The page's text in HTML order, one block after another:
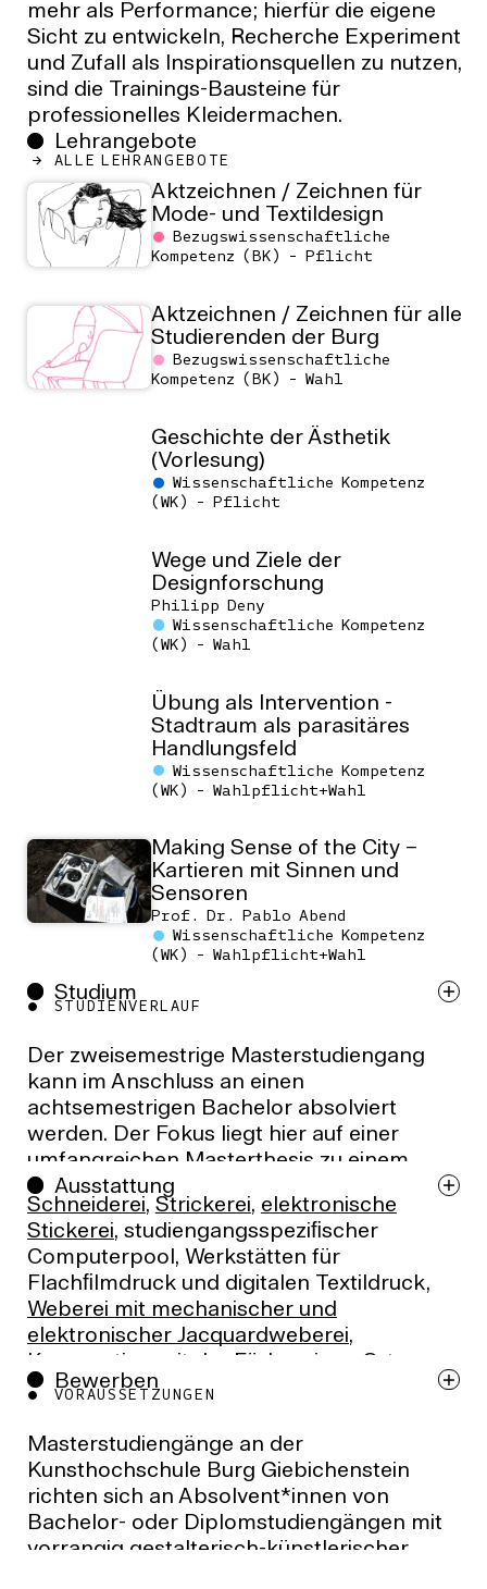
mehr als Performance; hierfür die eigene
Sicht zu entwickeln, Recherche Experiment
und Zufall als Inspirationsquellen zu nutzen,
sind die Trainings-Bausteine für
professionelles Kleidermachen.
Lehrangebote
ALLE LEHRANGEBOTE
Aktzeichnen / Zeichnen für
Mode- und Textildesign
Bezugswissenschaftliche
Kompetenz (BK) - Pflicht
Aktzeichnen / Zeichnen für alle
Studierenden der Burg
Bezugswissenschaftliche
Kompetenz (BK) - Wahl
Geschichte der Ästhetik
(Vorlesung)
Wissenschaftliche Kompetenz
(WK) - Pflicht
Wege und Ziele der
Designforschung
Philipp Deny
Wissenschaftliche Kompetenz
(WK) - Wahl
Übung als Intervention -
Stadtraum als parasitäres
Handlungsfeld
Wissenschaftliche Kompetenz
(WK) - Wahlpflicht+Wahl
Making Sense of the City –
Kartieren mit Sinnen und
Sensoren
Prof. Dr. Pablo Abend
Wissenschaftliche Kompetenz
(WK) - Wahlpflicht+Wahl
Studium
STUDIENVERLAUF
Der zweisemestrige Masterstudiengang
kann im Anschluss an einen
achtsemestrigen Bachelor absolviert
werden. Der Fokus liegt hier auf einer
umfangreichen Masterthesis zu einem
individuellen Gestaltungsthema. Der
viersemestrige Masterstudiengang bietet
den Studierenden in den ersten zwei
Semestern ein konzeptionelles
Projektstudium, in dem durch verschiedene
Wahlmöglichkeiten ein auf individuelle
Schwerpunkte orientiertes
Studienprogramm zusammengestellt
werden kann. Das Studium schließt mit einer
visualisiert.
VORAUSSETZUNGEN
Ausstattung
Schneiderei, Strickerei, elektronische
Stickerei, studiengangsspeziﬁscher
Computerpool, Werkstätten für
Flachﬁlmdruck und digitalen Textildruck,
Weberei mit mechanischer und
elektronischer Jacquardweberei,
Kooperation mit der
Färberei vor Ort,
Handstickerei,Weberei
Bewerben
VORAUSSETZUNGEN
Masterstudiengänge an der
Kunsthochschule Burg Giebichenstein
richten sich an Absolvent*innen von
Bachelor- oder Diplomstudiengängen mit
vorrangig gestalterisch-künstlerischer